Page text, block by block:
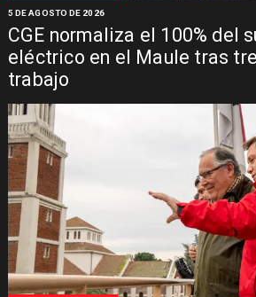
CGE normaliza el 100% del
eléctrico en el Maule tras
trabajo
5 DE AGOSTO DE 2026